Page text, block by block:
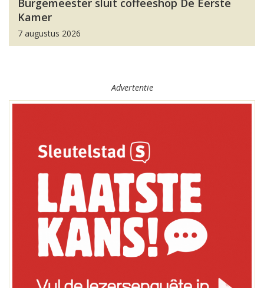
Burgemeester sluit coffeeshop De Eerste
Kamer
7 augustus 2026
Advertentie